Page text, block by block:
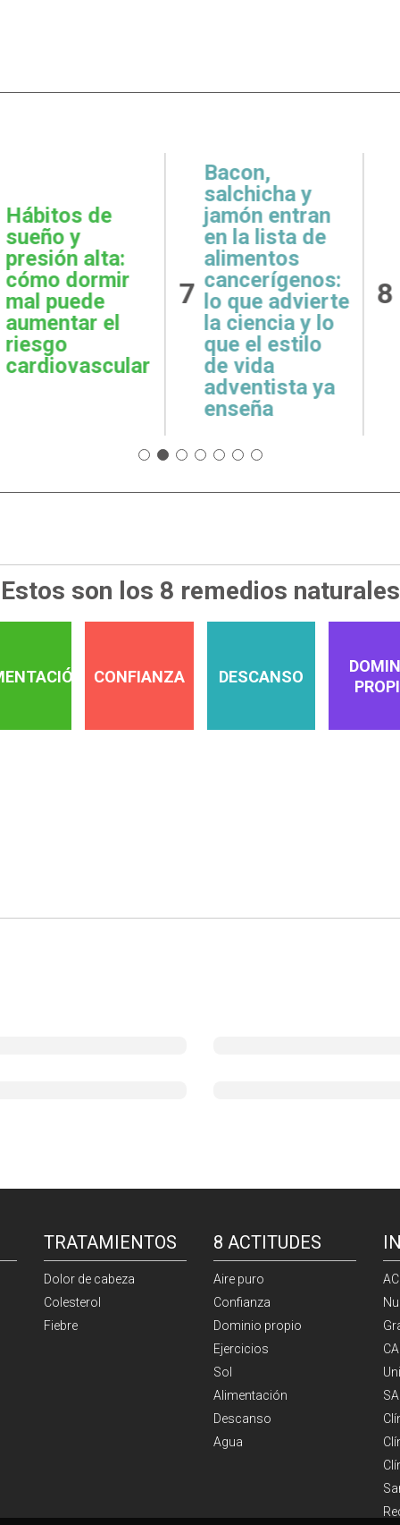
entran
de
advierte
y lo
estilo
8
Metas
realistas:
cómo definir
objetivos
posibles y
cuidar la salud
emocional
9
qué
la
Estos son los 8 remedios naturales
CONFIANZA DESCANSO
TRATAMIENTOS
Dolor de cabeza
Colesterol
Fiebre
8 ACTITUDES
Aire puro
Confianza
Dominio propio
Ejercicios
Sol
Alimentación
Descanso
Agua